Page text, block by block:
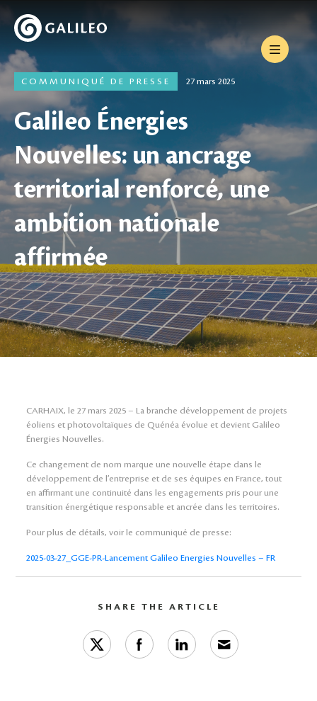
COMMUNIQUÉ DE PRESSE 27 mars 2025
Galileo Énergies
Nouvelles: un ancrage
territorial renforcé, une
ambition nationale
affirmée
CARHAIX, le 27 mars 2025 – La branche développement de projets
éoliens et photovoltaïques de Quénéa évolue et devient Galileo
Énergies Nouvelles.
Ce changement de nom marque une nouvelle étape dans le
développement de l’entreprise et de ses équipes en France, tout
en affirmant une continuité dans les engagements pris pour une
transition énergétique responsable et ancrée dans les territoires.
Pour plus de détails, voir le communiqué de presse:
2025-03-27_GGE-PR-Lancement Galileo Energies Nouvelles – FR
SHARE THE ARTICLE